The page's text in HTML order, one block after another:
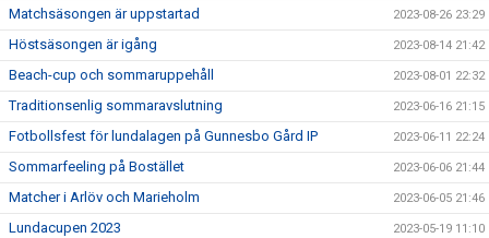
Matchsäsongen är uppstartad 2023-08-26 23:29
Höstsäsongen är igång 2023-08-14 21:42
Beach-cup och sommaruppehåll 2023-08-01 22:32
Traditionsenlig sommaravslutning 2023-06-16 21:15
Fotbollsfest för lundalagen på Gunnesbo Gård IP 2023-06-11 22:24
Sommarfeeling på Bostället 2023-06-06 21:44
Matcher i Arlöv och Marieholm 2023-06-05 21:46
Lundacupen 2023 2023-05-19 11:10